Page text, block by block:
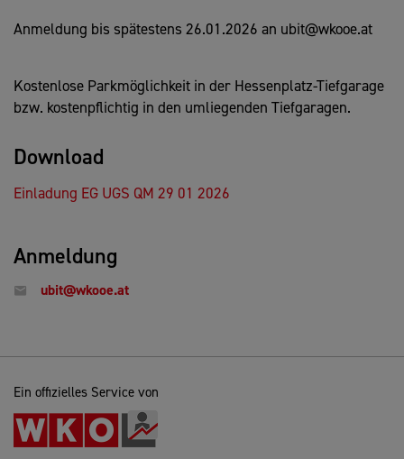
Anmeldung bis spätestens 26.01.2026 an ubit@wkooe.at
Kostenlose Parkmöglichkeit in der Hessenplatz-Tiefgarage
bzw. kostenpflichtig in den umliegenden Tiefgaragen.
Download
Einladung EG UGS QM 29 01 2026
Anmeldung
ubit@wkooe.at
Ein offizielles Service von